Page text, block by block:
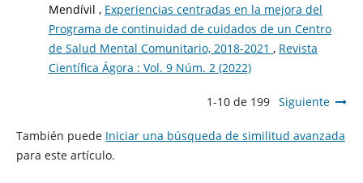
Mendívil , Experiencias centradas en la mejora del
Programa de continuidad de cuidados de un Centro
de Salud Mental Comunitario, 2018-2021 , Revista
Científica Ágora : Vol. 9 Núm. 2 (2022)
1-10 de 199 Siguiente
También puede Iniciar una búsqueda de similitud avanzada
para este artículo.